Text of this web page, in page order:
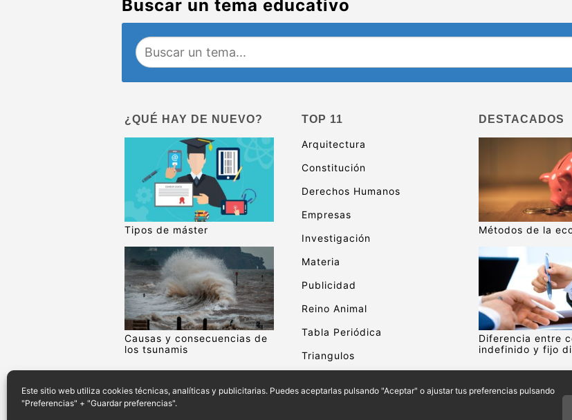
Este sitio web utiliza cookies técnicas, analíticas y publicitarias. Puedes aceptarlas pulsando "Aceptar" o ajustar tus preferencias pulsando
"Preferencias" + "Guardar preferencias".
Buscar un tema educativo
¿QUÉ HAY DE NUEVO?
Tipos de máster
Causas y consecuencias de
los tsunamis
TOP 11
Arquitectura
Constitución
Derechos Humanos
Empresas
Investigación
Materia
Publicidad
Reino Animal
Tabla Periódica
Triangulos
DESTACADOS
Métodos de la
Diferencia entre
indefinido y fijo